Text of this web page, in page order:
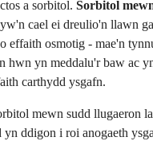
a sorbitol. Sorbitol
cael ei dreulio'n llawn
effaith osmotig - mae'n
hwn yn meddalu'r baw ac
carthydd ysgafn.
mewn sudd llugaeron
ddigon i roi anogaeth